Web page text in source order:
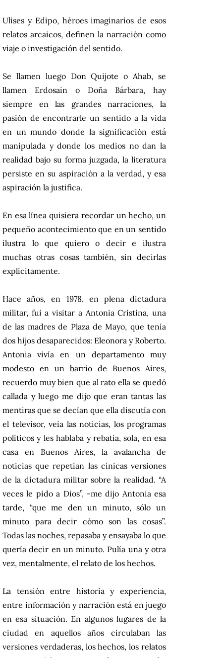
Ulises y Edipo, héroes imaginarios de esos
relatos arcaicos, definen la narración como
viaje o investigación del sentido.
Se llamen luego Don Quijote o Ahab, se
llamen Erdosain o Doña Bárbara, hay
siempre en las grandes narraciones, la
pasión de encontrarle un sentido a la vida
en un mundo donde la significación está
manipulada y donde los medios no dan la
realidad bajo su forma juzgada, la literatura
persiste en su aspiración a la verdad, y esa
aspiración la justifica.
En esa línea quisiera recordar un hecho, un
pequeño acontecimiento que en un sentido
ilustra lo que quiero o decir e ilustra
muchas otras cosas también, sin decirlas
explícitamente.
Hace años, en 1978, en plena dictadura
militar, fui a visitar a Antonia Cristina, una
de las madres de Plaza de Mayo, que tenía
dos hijos desaparecidos: Eleonora y Roberto.
Antonia vivía en un departamento muy
modesto en un barrio de Buenos Aires,
recuerdo muy bien que al rato ella se quedó
callada y luego me dijo que eran tantas las
mentiras que se decían que ella discutía con
el televisor, veía las noticias, los programas
políticos y les hablaba y rebatía, sola, en esa
casa en Buenos Aires, la avalancha de
noticias que repetían las cínicas versiones
de la dictadura militar sobre la realidad. “A
veces le pido a Dios”, -me dijo Antonia esa
tarde, “que me den un minuto, sólo un
minuto para decir cómo son las cosas”.
Todas las noches, repasaba y ensayaba lo que
quería decir en un minuto. Pulía una y otra
vez, mentalmente, el relato de los hechos.
La tensión entre historia y experiencia,
entre información y narración está en juego
en esa situación. En algunos lugares de la
ciudad en aquellos años circulaban las
versiones verdaderas, los hechos, los relatos